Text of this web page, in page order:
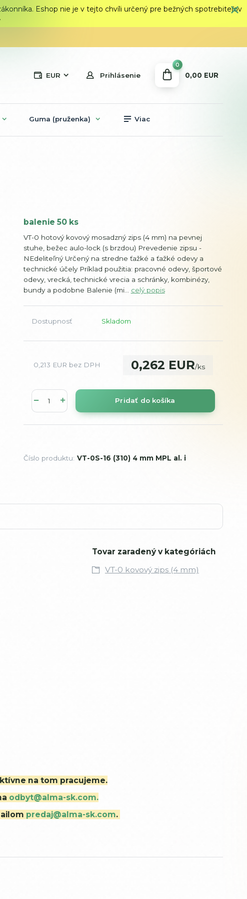
Eshop nie je v tejto chvíli určený pre bežných spotrebiteľov
EUR Prihlásenie
0
0,00 EUR
Guma (pruženka) Viac
balenie 50 ks
VT-0 hotový kovový mosadzný zips (4 mm) na pevnej
stuhe, bežec aulo-lock (s brzdou) Prevedenie zipsu -
NEdeliteľný Určený na stredne ťažké a ťažké odevy a
technické účely Príklad použitia: pracovné odevy, športové
odevy, vrecká, technické vrecia a schránky, kombinézy,
bundy a podobne Balenie (mi... celý popis
Dostupnosť Skladom
0,262 EUR/ks
0,213 EUR bez DPH
Pridať do košíka
Číslo produktu: VT-0S-16 (310) 4 mm MPL al. i
Tovar zaradený v kategóriách
VT-0 kovový zips (4 mm)
na tom pracujeme.
odbyt@alma-sk.com.
predaj@alma-sk.com.